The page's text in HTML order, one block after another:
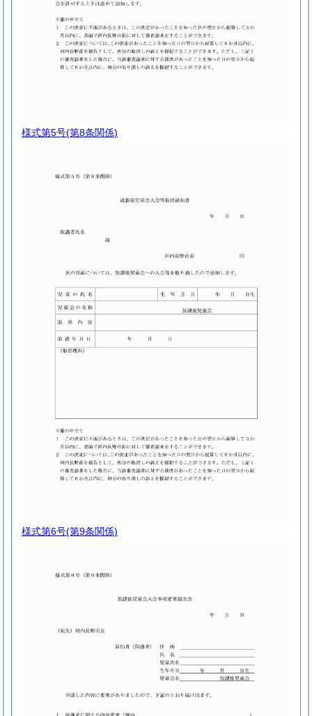
様式第5号(第8条関係)
様式第6号(第9条関係)